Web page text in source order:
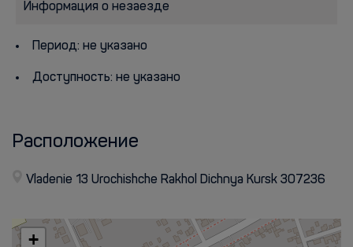
Информация о незаезде
Период: не указано
Доступность: не указано
Расположение
Vladenie 13 Urochishche Rakhol Dichnya Kursk 307236
+